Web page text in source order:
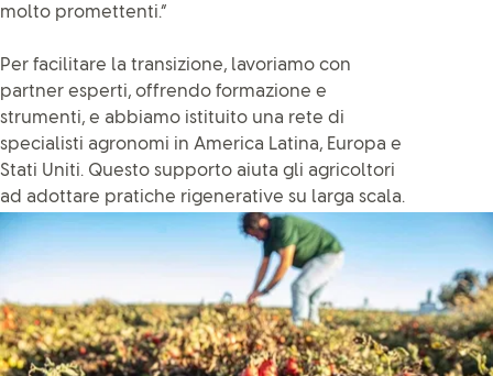
molto promettenti.”
Per facilitare la transizione, lavoriamo con
partner esperti, offrendo formazione e
strumenti, e abbiamo istituito una rete di
specialisti agronomi in America Latina, Europa e
Stati Uniti. Questo supporto aiuta gli agricoltori
ad adottare pratiche rigenerative su larga scala.